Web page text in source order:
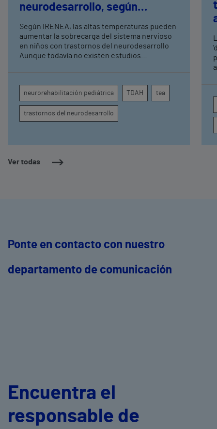
Ver todas
neurodesarrollo, según
expertos en
neurorrehabilitación
pediátrica de Vithas
Según IRENEA, las altas temperaturas pueden
aumentar la sobrecarga del sistema nervioso
en niños con trastornos del neurodesarrollo
Aunque todavía no existen estudios
atención, la regulación emocional y la
conducta
neurorehabilitación pediátrica TDAH tea
trastornos del neurodesarrollo
Ponte en contacto con nuestro
departamento de comunicación
Encuentra el
responsable de